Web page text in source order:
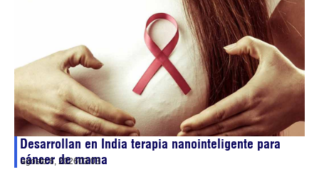
Desarrollan en India terapia nanointeligente para
cáncer de mama
agosto 6, 202603:03